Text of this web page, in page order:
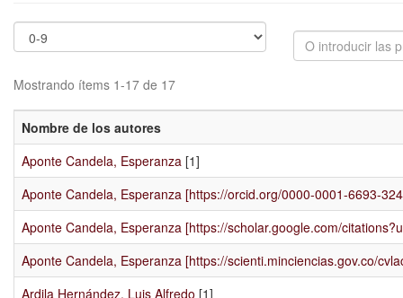
Mostrando ítems 1-17 de 17
Nombre de los autores
Aponte Candela, Esperanza [1]
Aponte Candela, Esperanza [https://orcid.org/0000-0001-6693-
Aponte Candela, Esperanza [https://scholar.google.com/
Aponte Candela, Esperanza [https://scienti.minciencias.gov.co/
Ardila Hernández, Luis Alfredo [1]